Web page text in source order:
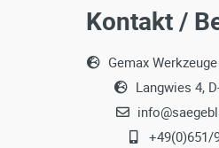
Kontakt /
Gemax
Langwies 4,
+49(0)651/